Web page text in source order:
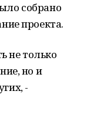
собрано
проекта.
не только
но и
-